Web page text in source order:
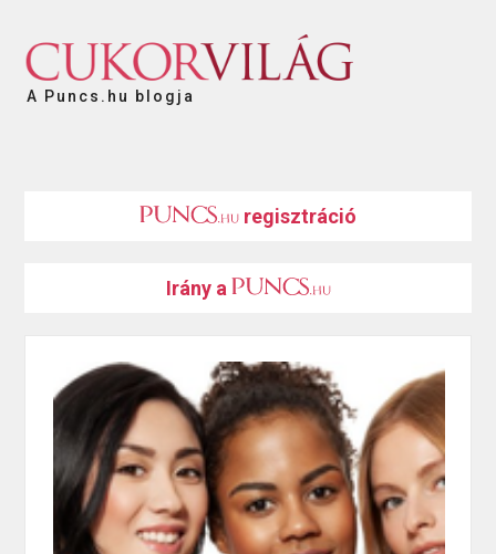
A Puncs.hu blogja
regisztráció
Irány a